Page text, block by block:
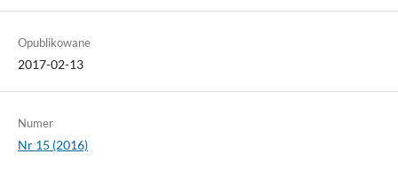
Opublikowane
2017-02-13
Numer
Nr 15 (2016)